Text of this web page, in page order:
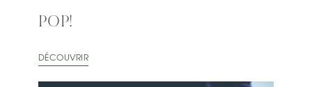
POP!
DÉCOUVRIR